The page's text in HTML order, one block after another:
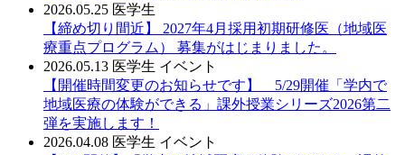
2026.05.25 医学生
【締め切り間近】 2027年4月採用初期研修医（地域医
療重点プログラム） 募集がはじまりました。
2026.05.13 医学生 イベント
【開催時間変更のお知らせです】 5/29開催「学内で
地域医療の体験ができる」課外授業シリーズ2026第二
弾を実施します！
2026.04.08 医学生 イベント